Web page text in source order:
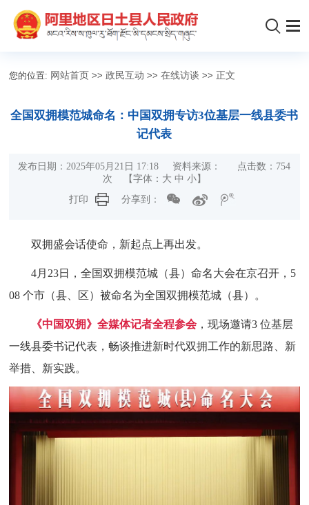
您的位置: 网站首页 >>政民互动 >>在线访谈 >> 正文
全国双拥模范城命名：中国双拥专访3位基层一线县委书
记代表
发布日期：2025年05月21日 17:18 资料来源： 点击数： 754
次
【字体： 大 中 小】
打印
分享到：
双拥盛会话使命，新起点上再出发。
4月23日，全国双拥模范城（县）命名大会在京召开，5
08 个市（县、区）被命名为全国双拥模范城（县）。
《中国双拥》全媒体记者全程参会 ，现场邀请3 位基层
一线县委书记代表，畅谈推进新时代双拥工作的新思路、新
举措、新实践。